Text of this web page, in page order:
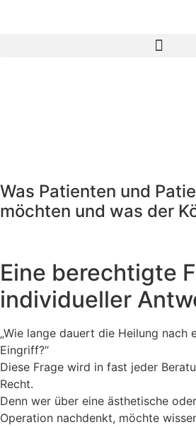
Was Patienten und
möchten und was der
Eine berechtigte
individueller
„Wie lange dauert die Heilung nach
Eingriff?“
Diese Frage wird in fast jeder
Recht.
Denn wer über eine ästhetische
Operation nachdenkt, möchte